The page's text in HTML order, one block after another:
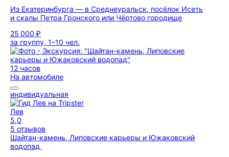
Из Екатеринбурга — в Среднеуральск, посёлок Исеть
и скалы Петра Гронского или Чёртово городище
25 000 ₽
за группу, 1–10 чел.
12 часов
На автомобиле
индивидуальная
Лев
5,0
5 отзывов
Шайтан-камень, Липовские карьеры и Южаковский
водопад